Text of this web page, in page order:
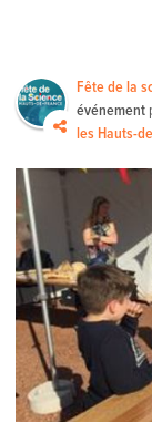
Fête de la
événement
les Hauts-